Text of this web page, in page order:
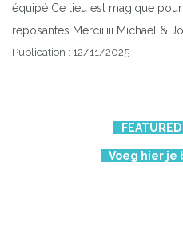
équipé Ce lieu est magique
reposantes Merciiiiii Michael &
Publication : 12/11/2025
Voeg hier je